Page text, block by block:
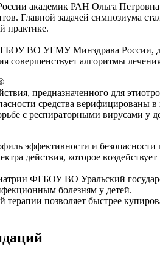
академик РАН Ольга
Главной задачей симпозиума
практике.
ВО УГМУ Минздрава России,
совершенствует алгоритмы
предназначенного для
средства верифицированы
с респираторными вирусами у
эффективности и
действия, которое
ФГБОУ ВО Уральский
болезням у детей.
позволяет быстрее